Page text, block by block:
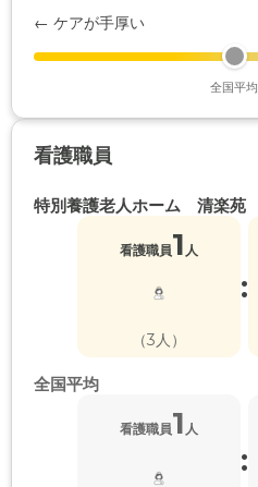
← ケアが手厚い
全国平均
看護職員
特別養護老人ホーム 清楽苑
看護職員1 人
（3人）
:
全国平均
看護職員1 人
: